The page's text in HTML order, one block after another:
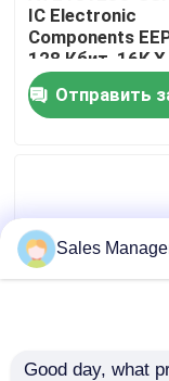
Путешествие
Проверка
Спросите
ИС
IC Electronic
Components
128 Кбит, 16K X
бит, 1 МГц, I2C,
8 пинОтправить
CC1101RGPR IC
Sales
Good day, what